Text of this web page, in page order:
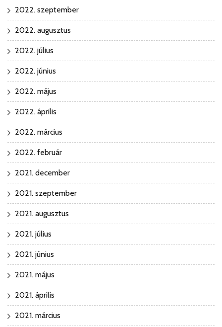
2022. szeptember
2022. augusztus
2022. július
2022. június
2022. május
2022. április
2022. március
2022. február
2021. december
2021. szeptember
2021. augusztus
2021. július
2021. június
2021. május
2021. április
2021. március